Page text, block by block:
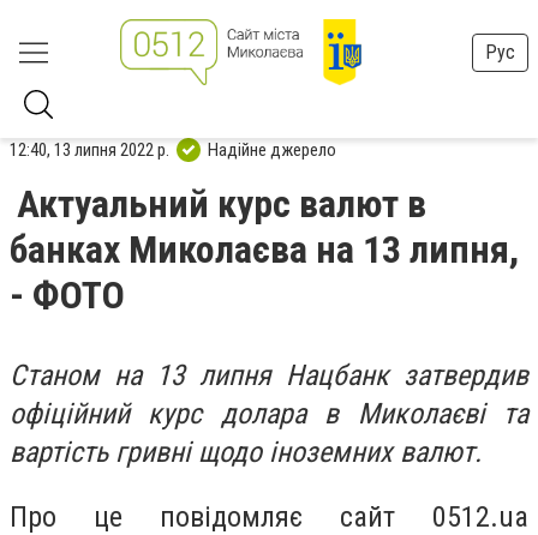
Рус
12:40, 13 липня 2022 р. Надійне джерело
Актуальний курс валют в
банках Миколаєва на 13 липня,
- ФОТО
Станом на 13 липня Нацбанк затвердив
офіційний курс долара в Миколаєві та
вартість гривні щодо іноземних валют.
Про це повідомляє сайт 0512.ua